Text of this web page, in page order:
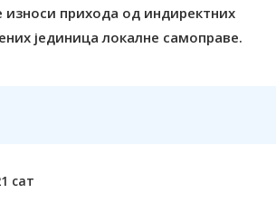
износи прихода од индиректних
јединица локалне самоправе.
сат